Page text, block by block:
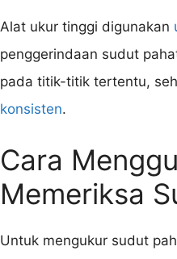
Alat ukur tinggi digunakan
penggerindaan sudut
pada titik-titik tertentu,
konsisten.
Cara
Memeriksa
Untuk mengukur sudut